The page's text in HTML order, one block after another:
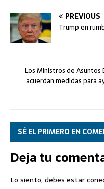
PREVIOUS
Trump en
Los Ministros de Asuntos
acuerdan medidas para
SÉ EL PRIMERO EN
Deja tu
Lo siento, debes estar